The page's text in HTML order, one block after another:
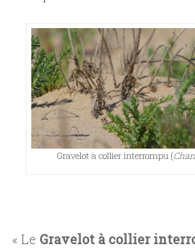
Gravelot à collier interrompu (
« Le Gravelot à collier